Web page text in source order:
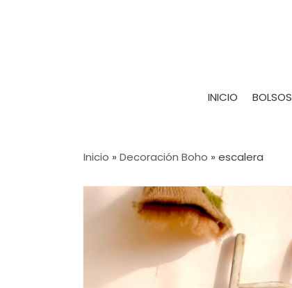
INICIO BOLSOS
Inicio » Decoración Boho » escalera